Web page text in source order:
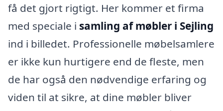
få det gjort rigtigt. Her kommer et firma
med speciale i samling af møbler i Sejling
ind i billedet. Professionelle møbelsamlere
er ikke kun hurtigere end de fleste, men
de har også den nødvendige erfaring og
viden til at sikre, at dine møbler bliver